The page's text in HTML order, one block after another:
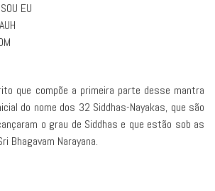
EU
que compõe a primeira parte desse mantra
do nome dos 32 Siddhas-Nayakas, que são
o grau de Siddhas e que estão sob as
Bhagavam Narayana.